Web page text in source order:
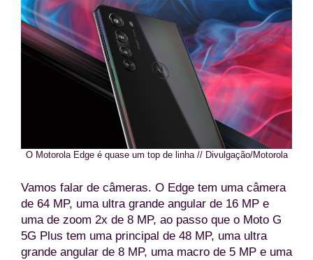
O Motorola Edge é quase um top de linha // Divulgação/Motorola
Vamos falar de câmeras. O Edge tem uma câmera
de 64 MP, uma ultra grande angular de 16 MP e
uma de zoom 2x de 8 MP, ao passo que o Moto G
5G Plus tem uma principal de 48 MP, uma ultra
grande angular de 8 MP, uma macro de 5 MP e uma